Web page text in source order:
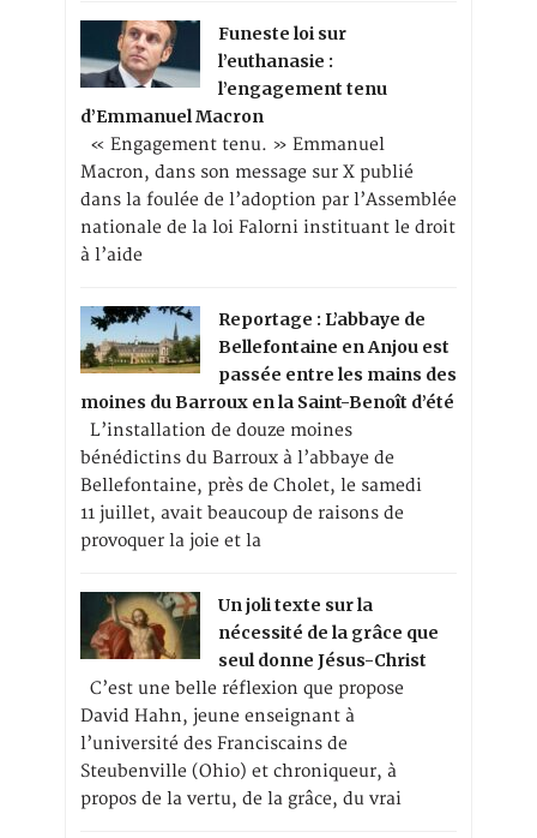
Funeste loi sur
l’euthanasie :
l’engagement tenu
d’Emmanuel Macron
« Engagement tenu. » Emmanuel
Macron, dans son message sur X publié
dans la foulée de l’adoption par l’Assemblée
nationale de la loi Falorni instituant le droit
à l’aide
Reportage : L’abbaye de
Bellefontaine en Anjou est
passée entre les mains des
moines du Barroux en la Saint-Benoît d’été
L’installation de douze moines
bénédictins du Barroux à l’abbaye de
Bellefontaine, près de Cholet, le samedi
11 juillet, avait beaucoup de raisons de
provoquer la joie et la
Un joli texte sur la
nécessité de la grâce que
seul donne Jésus-Christ
C’est une belle réflexion que propose
David Hahn, jeune enseignant à
l’université des Franciscains de
Steubenville (Ohio) et chroniqueur, à
propos de la vertu, de la grâce, du vrai